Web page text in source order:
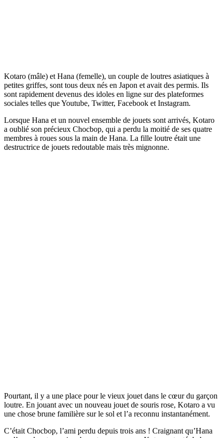
Kotaro (mâle) et Hana (femelle), un couple de loutres asiatiques à
petites griffes, sont tous deux nés en Japon et avait des permis. Ils
sont rapidement devenus des idoles en ligne sur des plateformes
sociales telles que Youtube, Twitter, Facebook et Instagram.
Lorsque Hana et un nouvel ensemble de jouets sont arrivés, Kotaro
a oublié son précieux Chocbop, qui a perdu la moitié de ses quatre
membres à roues sous la main de Hana. La fille loutre était une
destructrice de jouets redoutable mais très mignonne.
Pourtant, il y a une place pour le vieux jouet dans le cœur du garçon
loutre. En jouant avec un nouveau jouet de souris rose, Kotaro a vu
une chose brune familière sur le sol et l’a reconnu instantanément.
C’était Chocbop, l’ami perdu depuis trois ans ! Craignant qu’Hana